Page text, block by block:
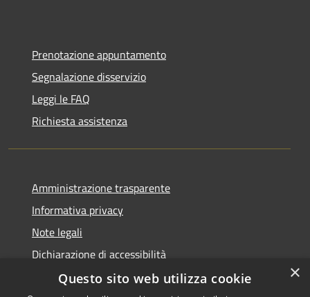
Prenotazione appuntamento
Segnalazione disservizio
Leggi le FAQ
Richiesta assistenza
Amministrazione trasparente
Informativa privacy
Note legali
Dichiarazione di accessibilità
×
Questo sito web utilizza cookie